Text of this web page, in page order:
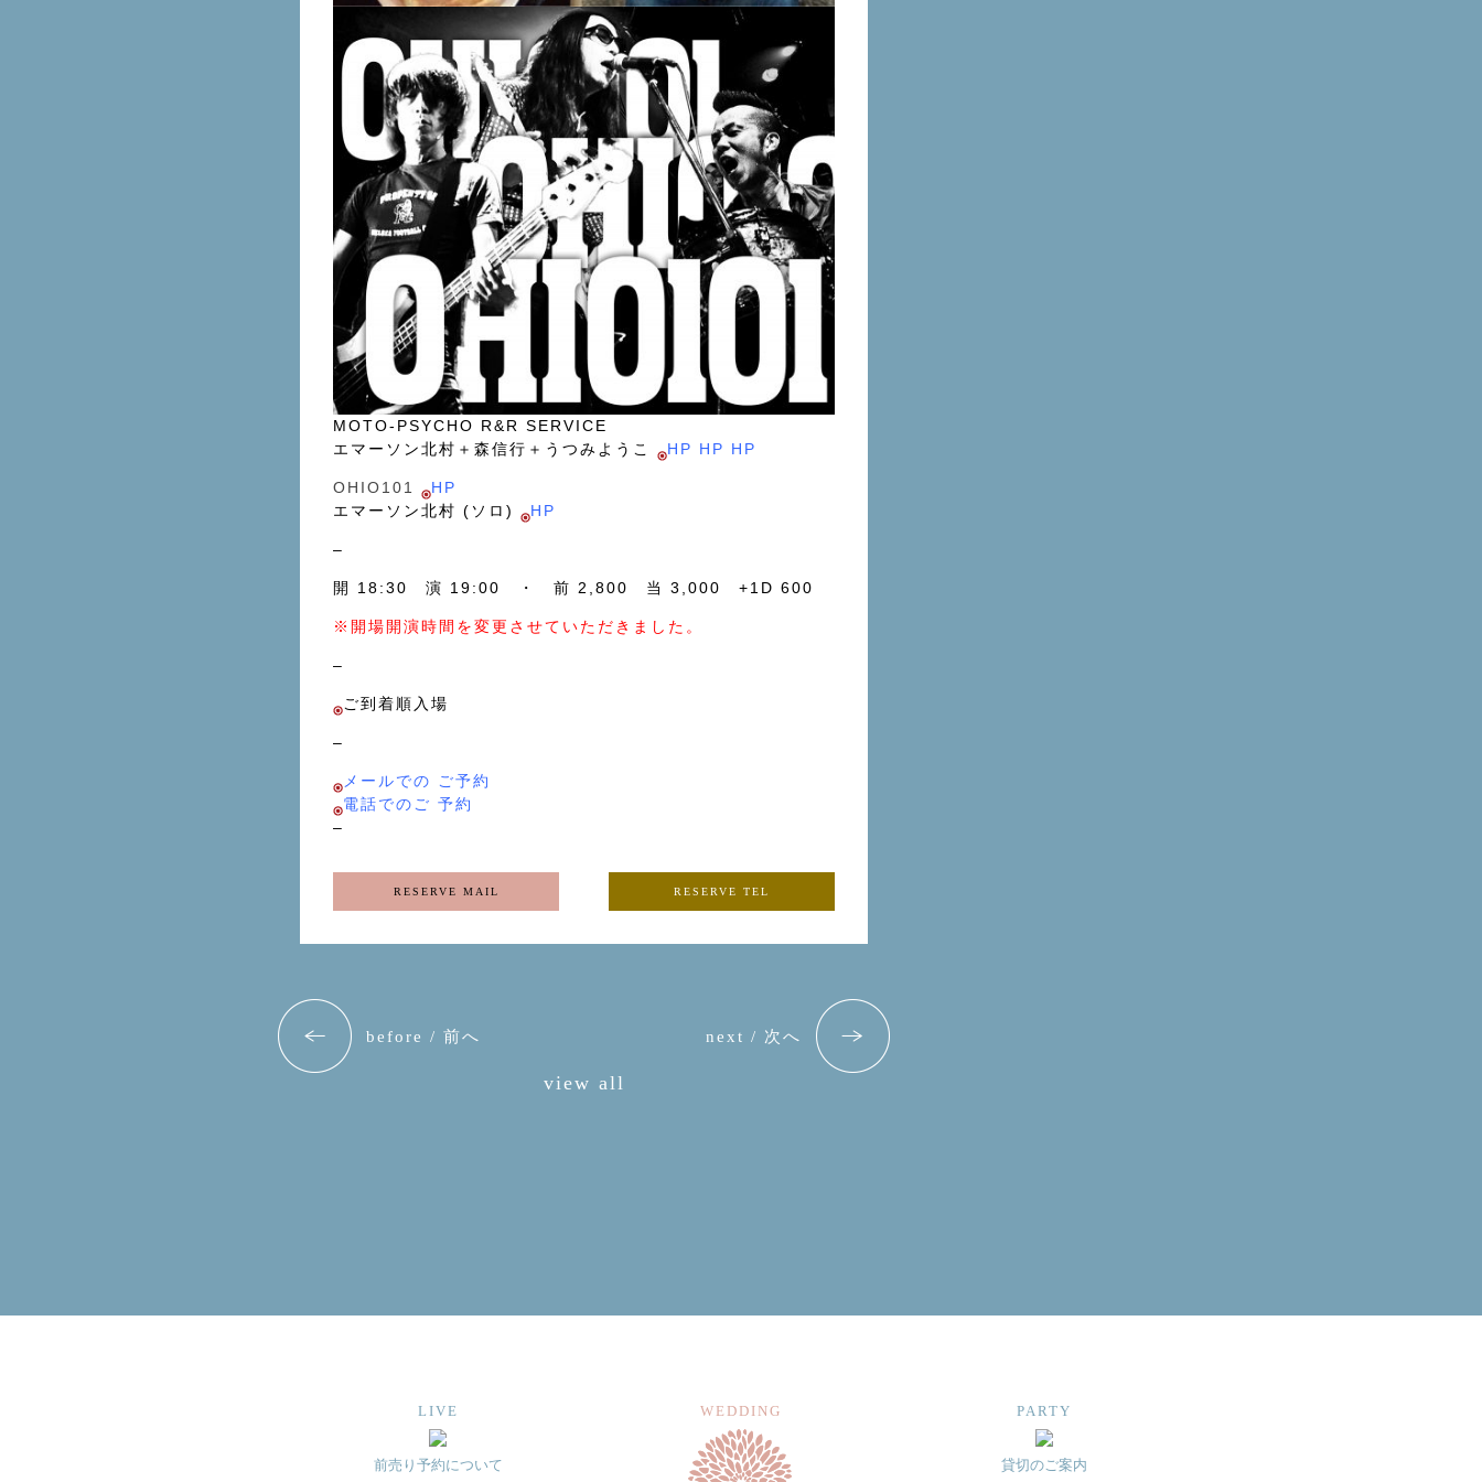
MOTO-PSYCHO R&R SERVICE
エマーソン北村＋森信行＋うつみようこ
HP HP HP
OHIO101
HP
エマーソン北村 (ソロ)
HP
–
開 18:30 演 19:00 ・ 前 2,800 当 3,000 +1D 600
※開場開演時間を変更させていただきました。
–
ご到着順入場
–
メールでの ご予約
電話でのご 予約
–
RESERVE MAIL RESERVE TEL
before / 前へ next / 次へ
view all
LIVE
前売り予約について
WEDDING PARTY
貸切のご案内